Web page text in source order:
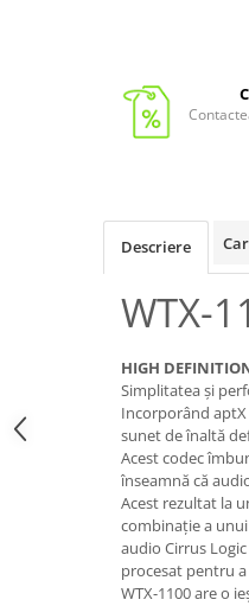
Descriere
WTX-
HIGH
Simplitatea și
Incorporând aptX
sunet de înaltă
Acest codec
înseamnă că
Acest rezultat la
combinație a
audio Cirrus
procesat pentru
WTX-1100 are o